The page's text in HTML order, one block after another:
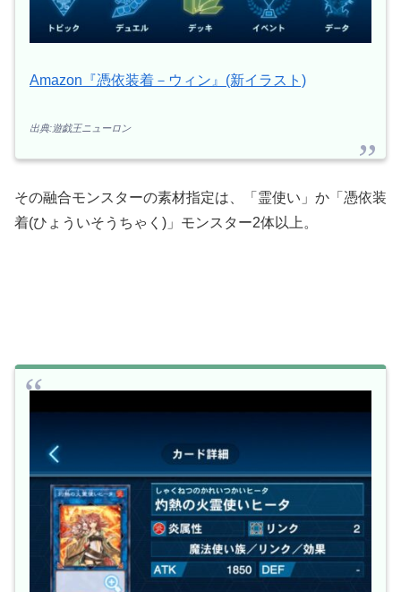
Amazon『憑依装着－ウィン』(新イラスト)
出典:遊戯王ニューロン
その融合モンスターの素材指定は、「霊使い」か「憑依装
着(ひょういそうちゃく)」モンスター2体以上。